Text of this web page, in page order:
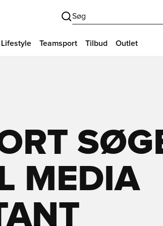
Søg
Lifestyle Teamsport Tilbud Outlet
MEDIA